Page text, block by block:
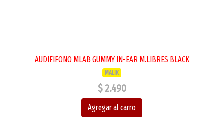
AUDIFIFONO MLAB GUMMY IN-EAR M.LIBRES BLACK
MALIK
$ 2.490
Agregar al carro